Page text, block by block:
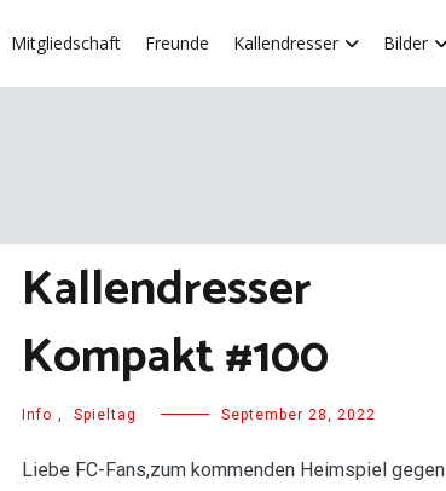
Mitgliedschaft Freunde Kallendresser Bilder
Kallendresser
Kompakt #100
Info , Spieltag September 28, 2022
Liebe FC-Fans,zum kommenden Heimspiel gegen